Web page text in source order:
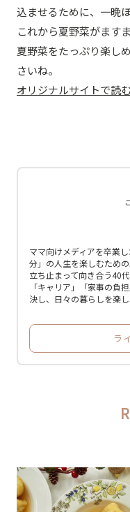
込ませるために、一晩
これから夏野菜がます
夏野菜をたっぷり楽し
さいね。
オリジナルサイトで読
ママ向けメディアを卒業
分」の人生を楽しむため
立ち止まって向き合う40
「キャリア」「家事の負
決し、日々の暮らしを楽
ラ